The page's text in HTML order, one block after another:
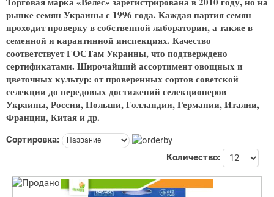
рынке семян Украины с 1996 года. Каждая партия семян
проходит проверку в собственной лаборатории, а также в
семенной и карантинной инспекциях. Качество
соответствует ГОСТам Украины, что подтверждено
сертификатами. Широчайший ассортимент овощных и
цветочных культур: от проверенных сортов советской
селекции до передовых достижений селекционеров
Украины, России, Польши, Голландии, Германии, Италии,
Франции, Китая и др.
Сортировка:
Количество: